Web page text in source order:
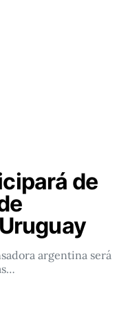
de
argentina será